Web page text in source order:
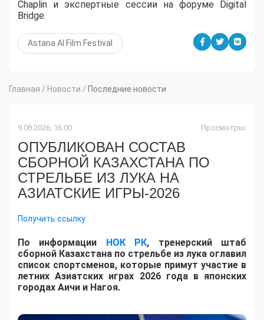
Chaplin и экспертные сессии на форуме Digital
Bridge.
Astana AI Film Festival
Главная / Новости / Последние новости
9.08.2026, 16:00 Просмотры:
ОПУБЛИКОВАН СОСТАВ
СБОРНОЙ КАЗАХСТАНА ПО
СТРЕЛЬБЕ ИЗ ЛУКА НА
АЗИАТСКИЕ ИГРЫ-2026
Получить ссылку
По информации НОК РК, тренерский штаб
сборной Казахстана по стрельбе из лука оглавил
список спортсменов, которые примут участие в
летних Азиатских играх 2026 года в японских
городах Аичи и Нагоя.